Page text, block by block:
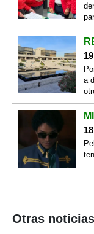
a
Otras